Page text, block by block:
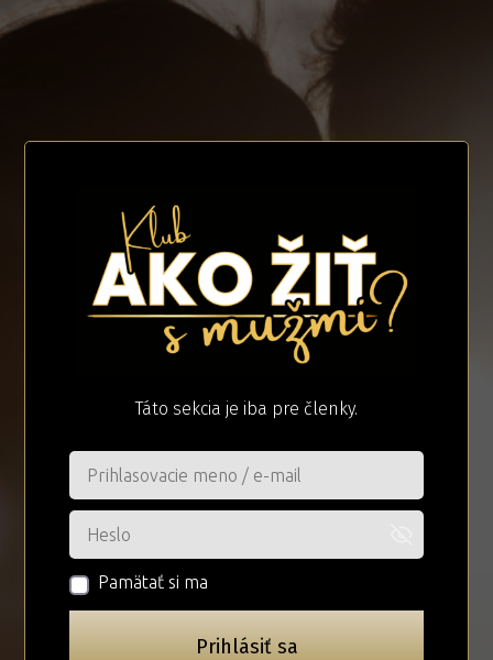
Táto sekcia je iba pre členky.
Pamätať si ma
Prihlásiť sa